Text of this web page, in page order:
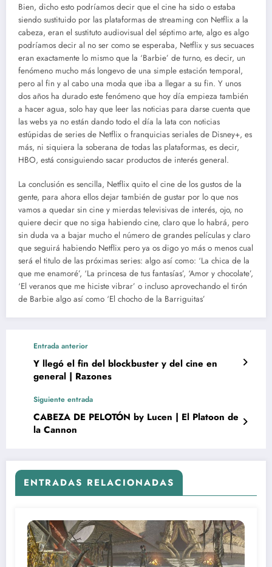
Bien, dicho esto podríamos decir que el cine ha sido o estaba
siendo sustituido por las plataformas de streaming con Netflix a la
cabeza, eran el sustituto audiovisual del séptimo arte, algo es algo
podríamos decir al no ser como se esperaba, Netflix y sus secuaces
eran exactamente lo mismo que la ‘Barbie’ de turno, es decir, un
fenómeno mucho más longevo de una simple estación temporal,
pero al fin y al cabo una moda que iba a llegar a su fin. Y unos
dos años ha durado este fenómeno que hoy día empieza también
a hacer agua, solo hay que leer las noticias para darse cuenta que
las webs ya no están dando todo el día la lata con noticias
estúpidas de series de Netflix o franquicias seriales de Disney+, es
más, ni siquiera la soberana de todas las plataformas, es decir,
HBO, está consiguiendo sacar productos de interés general.
La conclusión es sencilla, Netflix quito el cine de los gustos de la
gente, para ahora ellos dejar también de gustar por lo que nos
vamos a quedar sin cine y mierdas televisivas de interés, ojo, no
quiere decir que no siga habiendo cine, claro que lo habrá, pero
sin duda va a bajar mucho el número de grandes películas y claro
que seguirá habiendo Netflix pero ya os digo yo más o menos cual
será el titulo de las próximas series: algo así como: ‘La chica de la
que me enamoré’, ‘La princesa de tus fantasías’, ‘Amor y chocolate’,
‘El veranos que me hiciste vibrar’ o incluso aprovechando el tirón
de Barbie algo así como ‘El chocho de la Barriguitas’
Entrada anterior
Y llegó el fin del blockbuster y del cine en
general | Razones
Siguiente entrada
CABEZA DE PELOTÓN by Lucen | El Platoon de
la Cannon
ENTRADAS RELACIONADAS